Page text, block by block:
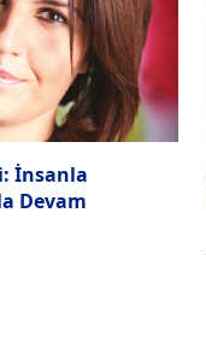
İnsanla
Devam